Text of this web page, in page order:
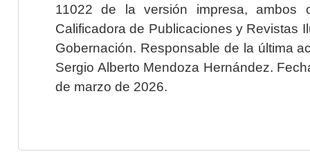
11022 de la versión impresa, ambos
Calificadora de Publicaciones y Revistas
Gobernación. Responsable de la última
Sergio Alberto Mendoza Hernández.
de marzo de 2026.